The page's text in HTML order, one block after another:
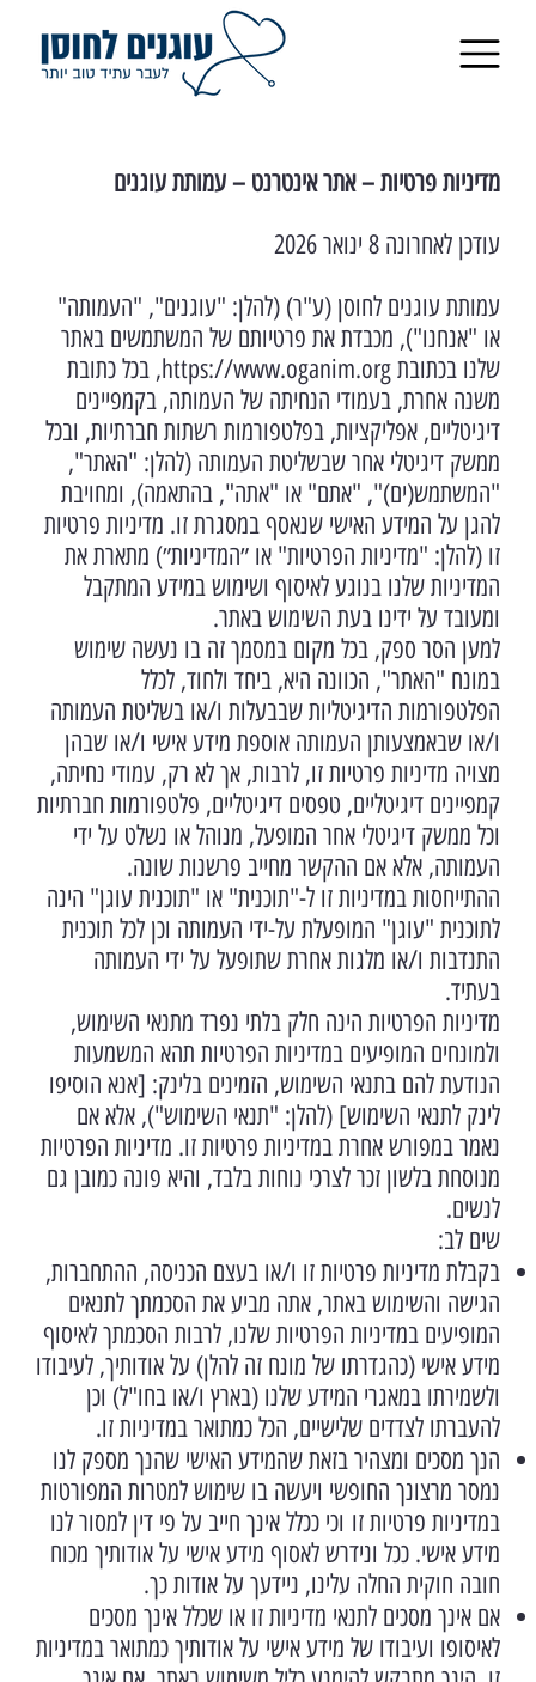
מדיניות פרטיות – אתר אינטרנט – עמותת עוגנים
עודכן לאחרונה 8 ינואר 2026
עמותת עוגנים לחוסן (ע"ר) (להלן: "עוגנים", "העמותה"
או "אנחנו"), מכבדת את פרטיותם של המשתמשים באתר
שלנו בכתובתhttps://www.oganim.org, בכל כתובת
משנה אחרת, בעמודי הנחיתה של העמותה, בקמפיינים
דיגיטליים, אפליקציות, בפלטפורמות רשתות חברתיות, ובכל
ממשק דיגיטלי אחר שבשליטת העמותה (להלן: "האתר",
"המשתמש(ים)", "אתם" או "אתה", בהתאמה), ומחויבת
להגן על המידע האישי שנאסף במסגרת זו. מדיניות פרטיות
זו (להלן: "מדיניות הפרטיות" או ״המדיניות״) מתארת את
המדיניות שלנו בנוגע לאיסוף ושימוש במידע המתקבל
ומעובד על ידינו בעת השימוש באתר.
למען הסר ספק, בכל מקום במסמך זה בו נעשה שימוש
במונח "האתר", הכוונה היא, ביחד ולחוד, לכלל
הפלטפורמות הדיגיטליות שבבעלות ו/או בשליטת העמותה
ו/או שבאמצעותן העמותה אוספת מידע אישי ו/או שבהן
מצויה מדיניות פרטיות זו, לרבות, אך לא רק, עמודי נחיתה,
קמפיינים דיגיטליים, טפסים דיגיטליים, פלטפורמות חברתיות
וכל ממשק דיגיטלי אחר המופעל, מנוהל או נשלט על ידי
העמותה, אלא אם ההקשר מחייב פרשנות שונה.
ההתייחסות במדיניות זו ל-"תוכנית" או "תוכנית עוגן" הינה
לתוכנית "עוגן" המופעלת על-ידי העמותה וכן לכל תוכנית
התנדבות ו/או מלגות אחרת שתופעל על ידי העמותה
בעתיד.
מדיניות הפרטיות הינה חלק בלתי נפרד מתנאי השימוש,
ולמונחים המופיעים במדיניות הפרטיות תהא המשמעות
הנודעת להם בתנאי השימוש, הזמינים בלינק: [אנא הוסיפו
לינק לתנאי השימוש] (להלן: "תנאי השימוש"), אלא אם
נאמר במפורש אחרת במדיניות פרטיות זו. מדיניות הפרטיות
מנוסחת בלשון זכר לצרכי נוחות בלבד, והיא פונה כמובן גם
לנשים.
שים לב:
בקבלת מדיניות פרטיות זו ו/או בעצם הכניסה, ההתחברות,
הגישה והשימוש באתר, אתה מביע את הסכמתך לתנאים
המופיעים במדיניות הפרטיות שלנו, לרבות הסכמתך לאיסוף
מידע אישי (כהגדרתו של מונח זה להלן) על אודותיך, לעיבודו
ולשמירתו במאגרי המידע שלנו (בארץ ו/או בחו"ל) וכן
להעברתו לצדדים שלישיים, הכל כמתואר במדיניות זו.
הנך מסכים ומצהיר בזאת שהמידע האישי שהנך מספק לנו
נמסר מרצונך החופשי ויעשה בו שימוש למטרות המפורטות
במדיניות פרטיות זו וכי ככלל אינך חייב על פי דין למסור לנו
מידע אישי. ככל ונידרש לאסוף מידע אישי על אודותיך מכוח
חובה חוקית החלה עלינו, ניידעך על אודות כך.
אם אינך מסכים לתנאי מדיניות זו או שכלל אינך מסכים
לאיסופו ועיבודו של מידע אישי על אודותיך כמתואר במדיניות